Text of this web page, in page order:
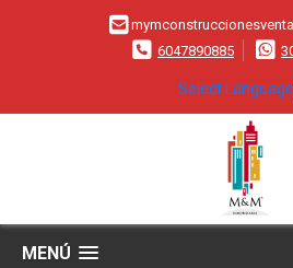
6047890885
Select Language
MENÚ